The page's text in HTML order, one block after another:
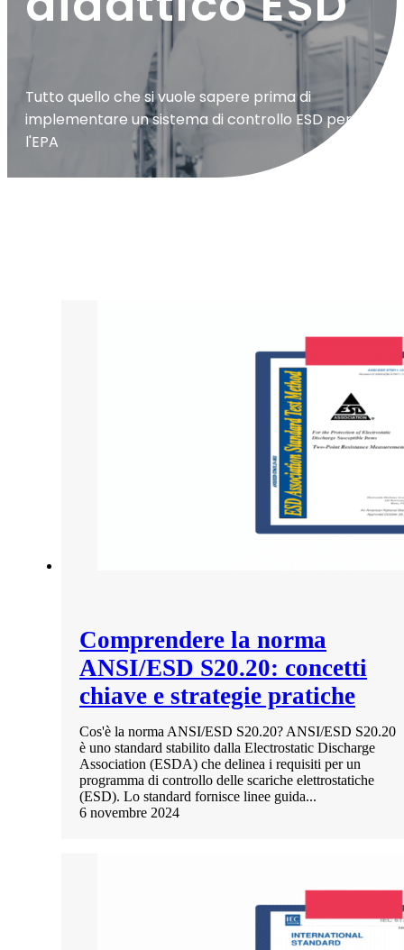
Tutto quello che si vuole sapere prima di
implementare un sistema di controllo ESD per
l'EPA
Comprendere la norma
ANSI/ESD S20.20: concetti
chiave e strategie pratiche
Cos'è la norma ANSI/ESD S20.20? ANSI/ESD S20.20
è uno standard stabilito dalla Electrostatic Discharge
Association (ESDA) che delinea i requisiti per un
programma di controllo delle scariche elettrostatiche
(ESD). Lo standard fornisce linee guida...
6 novembre 2024